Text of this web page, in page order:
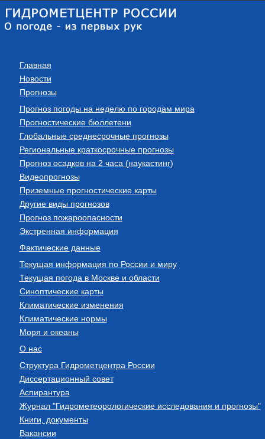
Главная
Новости
Прогнозы
Прогноз погоды на неделю по городам мира
Прогностические бюллетени
Глобальные среднесрочные прогнозы
Региональные краткосрочные прогнозы
Прогноз осадков на 2 часа (наукастинг)
Видеопрогнозы
Приземные прогностические карты
Другие виды прогнозов
Прогноз пожароопасности
Экстренная информация
Фактические данные
Текущая информация по России и миру
Текущая погода в Москве и области
Синоптические карты
Климатические изменения
Климатические нормы
Моря и океаны
О нас
Структура Гидрометцентра России
Диссертационный совет
Аспирантура
Журнал "Гидрометеорологические исследования и прогнозы"
Книги, документы
Вакансии